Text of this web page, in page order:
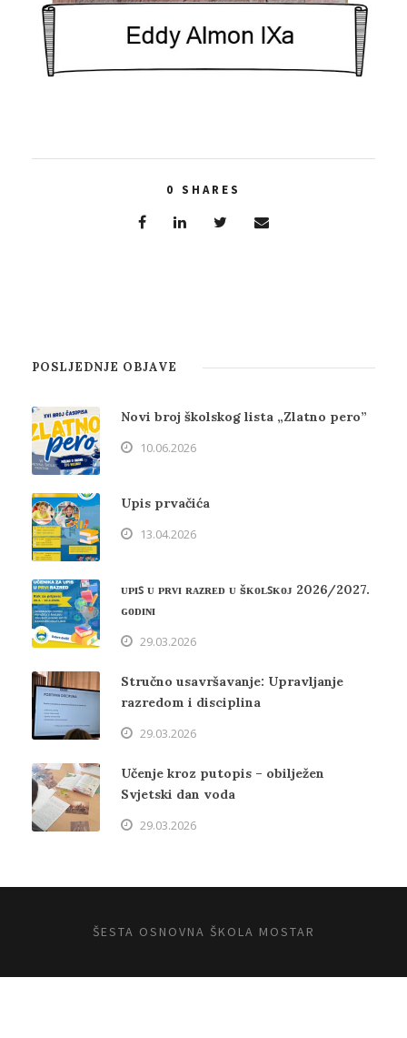
0 SHARES
POSLJEDNJE OBJAVE
Novi broj školskog lista „Zlatno pero”
10.06.2026
Upis prvačića
13.04.2026
ᴜᴘɪꜱ ᴜ ᴘʀᴠɪ ʀᴀᴢʀᴇᴅ ᴜ šᴋᴏʟꜱᴋᴏᴊ 2026/2027.
ɢᴏᴅɪɴɪ
29.03.2026
Stručno usavršavanje: Upravljanje
razredom i disciplina
29.03.2026
Učenje kroz putopis – obilježen
Svjetski dan voda
29.03.2026
ŠESTA OSNOVNA ŠKOLA MOSTAR